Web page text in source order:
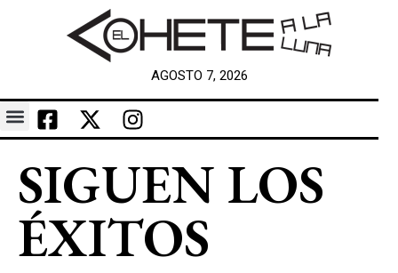
AGOSTO 7, 2026
SIGUEN LOS
ÉXITOS